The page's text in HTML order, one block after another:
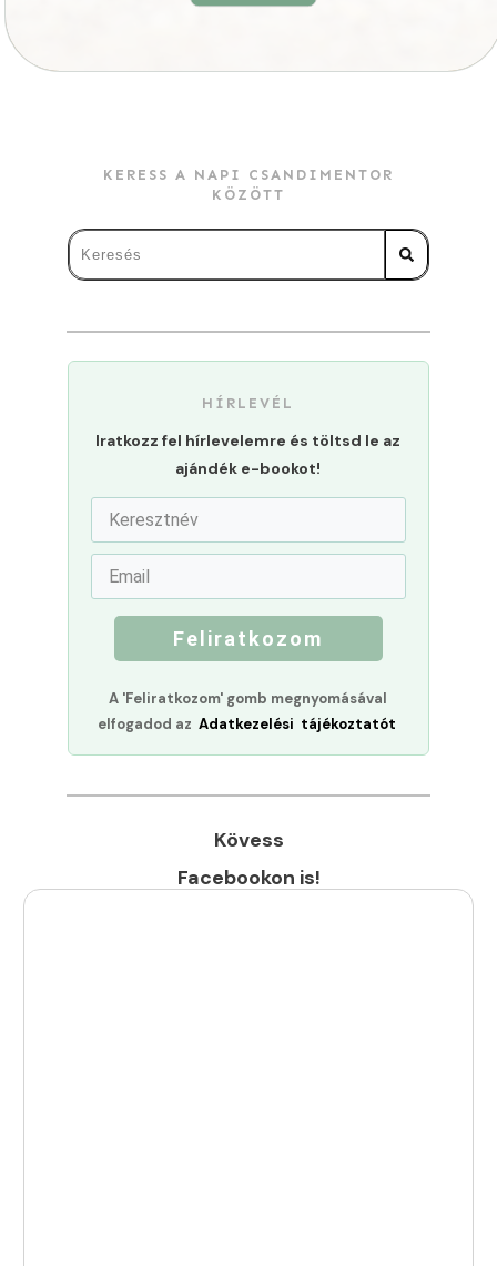
KERESS A NAPI CSANDIMENTOR
KÖZÖTT
HÍRLEVÉL
Iratkozz fel hírlevelemre és töltsd le az
ajándék e-bookot!
Feliratkozom
A 'Feliratkozom' gomb megnyomásával
elfogadod az Adatkezelési tájékoztatót
Kövess
Facebookon is!